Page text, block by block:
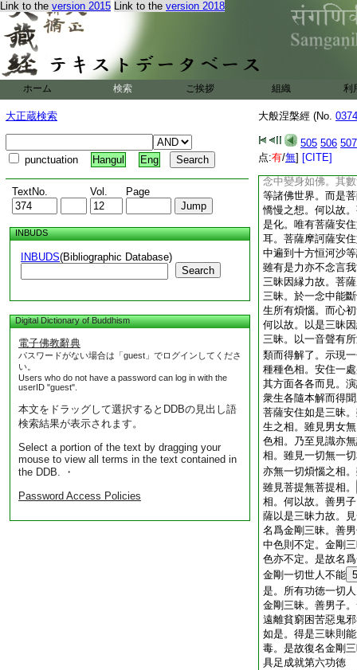
Link to the version 2015 Link to the version 2018
ホーム 検索 ご挨拶 組織 利
大正蔵検索
punctuation Hangul Eng
TextNo. Vol. Page
INBUDS
INBUDS(Bibliographic Database)
Search
Digital Dictionary of Buddhism
電子佛教辭典
パスワードがない場合は「guest」でログインしてくださ
い。
Users who do not have a password can log in with the
userID "guest".
本文をドラッグして選択するとDDBの見出し語
検索結果が表示されます。
Select a portion of the text by dragging your
mouse to view all terms in the text contained in
the DDB. ・
Password Access Policies
大般涅槃經 (No.
505 506 507
点:有/無] [CITE]
亦復如是。善男子
山所有樹木叢林一
三昧亦復如是。所
滅。善男子。譬如
修已能破煩惱。終
譬如大地能持萬物
亦不念我能燒物。
不念我能動物。空
復不生念言。我令
亦復如是。雖能滅
我能滅。若有菩薩
念中變身如佛。其
等諸佛世界。而是
憍慢之想。何以故
是化。唯有菩薩安
耳。菩薩摩訶薩安
中遍到十方恒河沙
雖有是力亦不念言
三昧因縁力故。菩
三昧。於一念中能
生所有煩惱。而心
何以故。以是三昧
三昧。以一音聲有
類而得解了。示現
種種色相。安住一
其方面各各而見。
衆生各隨本解而得
菩薩安住如是三昧
生之相。雖見男女
色相。乃至見識亦
相。雖見一切無一
亦無一切煩惱之相
雖見菩提無菩提相。
相。何以故。善男
薩以是三昧力故。
名爲金剛三昧。善
中色則不定。金剛
色亦不定。是故名
金剛一切世人不能 5
是。所有功徳一切
金剛三昧。善男子
遠離貧窮困苦惡鬼
如是。得是三昧則
毒。是故復名金剛
具足成就第六功徳